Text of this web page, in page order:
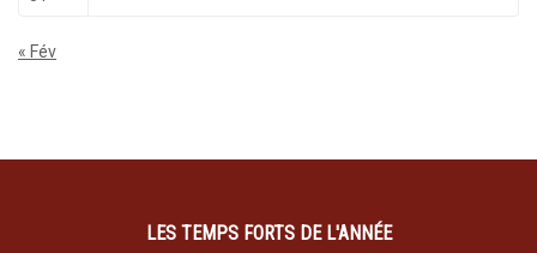
« Fév
LES TEMPS FORTS DE L'ANNÉE